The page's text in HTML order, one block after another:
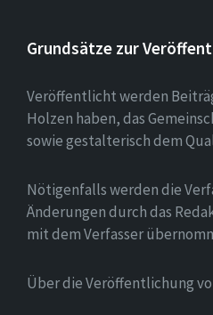
Grundsätze zur
Veröffentlicht werden
Holzen haben, das
sowie gestalterisch dem
Nötigenfalls werden die
Änderungen durch das
mit dem Verfasser
Über die Veröffentlichung